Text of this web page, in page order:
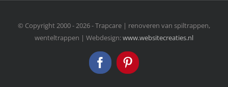
© Copyright 2000 -2026 - Trapcare | renoveren van spiltrappen,
wenteltrappen | Webdesign:www.websitecreaties.nl
FacebookPinterest